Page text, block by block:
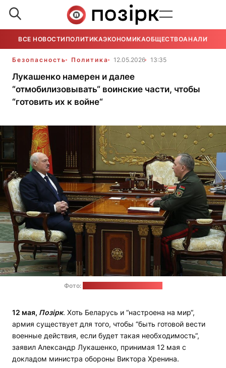
ВСЕ НОВОСТИ ПОЛИТИКАЭКОНОМИКАОБЩЕСТВОАНАЛИТИКА
Безопасность Политика 12.05.2026 13:35
Лукашенко намерен и далее
“отмобилизовывать“ воинские части, чтобы
“готовить их к войне“
Фото:
12 мая, Позірк. Хоть Беларусь и “настроена на мир“,
армия существует для того, чтобы “быть готовой вести
военные действия, если будет такая необходимость“,
заявил Александр Лукашенко, принимая 12 мая с
докладом министра обороны Виктора Хренина.